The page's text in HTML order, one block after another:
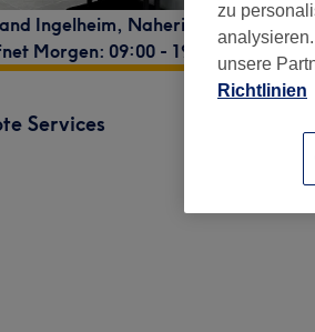
Ingelheim, Nahering 3,
Morgen: 09:00 - 19:00
Services
zu
unsere
Richtlinien